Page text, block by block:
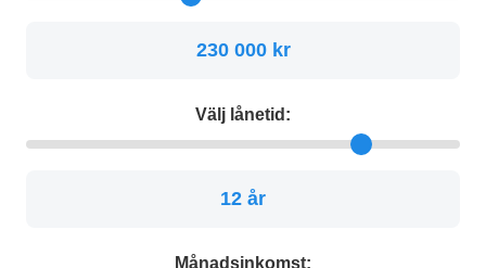
230 000 kr
Välj lånetid:
12 år
Månadsinkomst: